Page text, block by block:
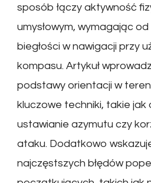
sposób łączy aktywność
umysłowym, wymagając
biegłości w nawigacji przy
kompasu. Artykuł
podstawy orientacji w
kluczowe techniki, takie jak
ustawianie azymutu czy
ataku. Dodatkowo
najczęstszych błędów